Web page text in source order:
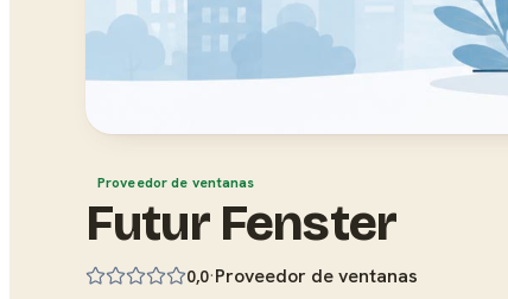
Proveedor de ventanas
Futur Fenster
0,0·Proveedor de ventanas